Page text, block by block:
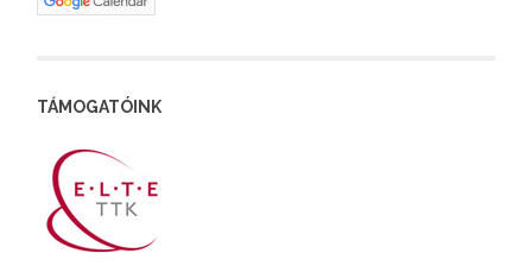
TÁMOGATÓINK